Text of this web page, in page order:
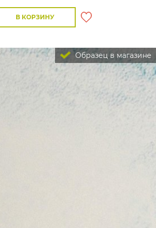
В КОРЗИНУ
Образец в магазине